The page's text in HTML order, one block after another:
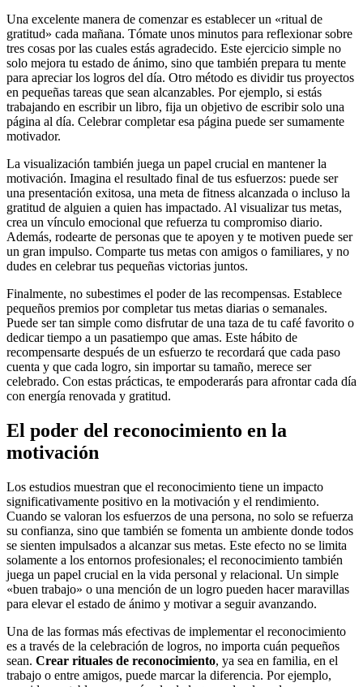
Una excelente manera de comenzar es establecer un «ritual de
gratitud» cada mañana. Tómate unos minutos para reflexionar sobre
tres cosas por las cuales estás agradecido. Este ejercicio simple no
solo mejora tu estado de ánimo, sino que también prepara tu mente
para apreciar los logros del día. Otro método es dividir tus proyectos
en pequeñas tareas que sean alcanzables. Por ejemplo, si estás
trabajando en escribir un libro, fija un objetivo de escribir solo una
página al día. Celebrar completar esa página puede ser sumamente
motivador.
La visualización también juega un papel crucial en mantener la
motivación. Imagina el resultado final de tus esfuerzos: puede ser
una presentación exitosa, una meta de fitness alcanzada o incluso la
gratitud de alguien a quien has impactado. Al visualizar tus metas,
crea un vínculo emocional que refuerza tu compromiso diario.
Además, rodearte de personas que te apoyen y te motiven puede ser
un gran impulso. Comparte tus metas con amigos o familiares, y no
dudes en celebrar tus pequeñas victorias juntos.
Finalmente, no subestimes el poder de las recompensas. Establece
pequeños premios por completar tus metas diarias o semanales.
Puede ser tan simple como disfrutar de una taza de tu café favorito o
dedicar tiempo a un pasatiempo que amas. Este hábito de
recompensarte después de un esfuerzo te recordará que cada paso
cuenta y que cada logro, sin importar su tamaño, merece ser
celebrado. Con estas prácticas, te empoderarás para afrontar cada día
con energía renovada y gratitud.
El poder del reconocimiento en la
motivación
Los estudios muestran que el reconocimiento tiene un impacto
significativamente positivo en la motivación y el rendimiento.
Cuando se valoran los esfuerzos de una persona, no solo se refuerza
su confianza, sino que también se fomenta un ambiente donde todos
se sienten impulsados a alcanzar sus metas. Este efecto no se limita
solamente a los entornos profesionales; el reconocimiento también
juega un papel crucial en la vida personal y relacional. Un simple
«buen trabajo» o una mención de un logro pueden hacer maravillas
para elevar el estado de ánimo y motivar a seguir avanzando.
Una de las formas más efectivas de implementar el reconocimiento
es a través de la celebración de logros, no importa cuán pequeños
sean. Crear rituales de reconocimiento, ya sea en familia, en el
trabajo o entre amigos, puede marcar la diferencia. Por ejemplo,